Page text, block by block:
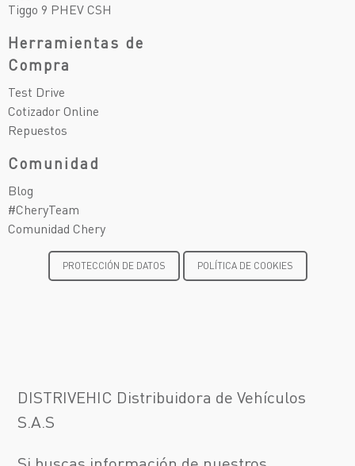
Tiggo 9 PHEV CSH
Herramientas de
Compra
Test Drive
Cotizador Online
Repuestos
Comunidad
Blog
#CheryTeam
Comunidad Chery
PROTECCIÓN DE DATOS POLÍTICA DE COOKIES
DISTRIVEHIC Distribuidora de Vehículos
S.A.S